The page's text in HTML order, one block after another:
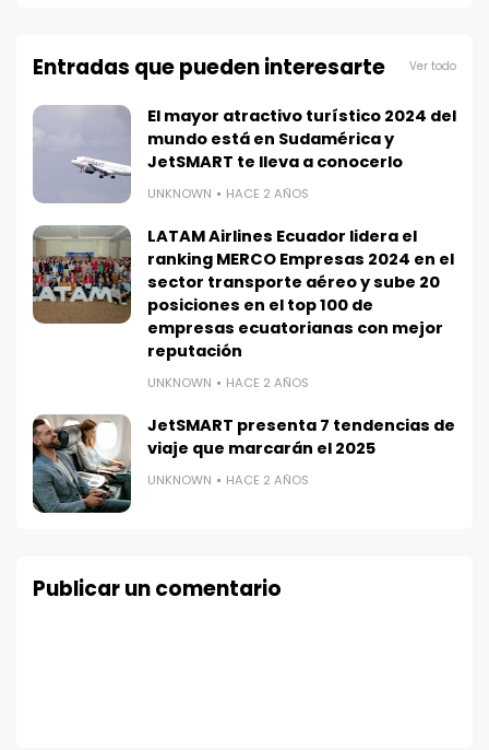
Entradas que pueden interesarte Ver todo
El mayor atractivo turístico 2024 del
mundo está en Sudamérica y
JetSMART te lleva a conocerlo
UNKNOWN HACE 2 AÑOS
LATAM Airlines Ecuador lidera el
ranking MERCO Empresas 2024 en el
sector transporte aéreo y sube 20
posiciones en el top 100 de
empresas ecuatorianas con mejor
reputación
UNKNOWN HACE 2 AÑOS
JetSMART presenta 7 tendencias de
viaje que marcarán el 2025
UNKNOWN HACE 2 AÑOS
Publicar un comentario